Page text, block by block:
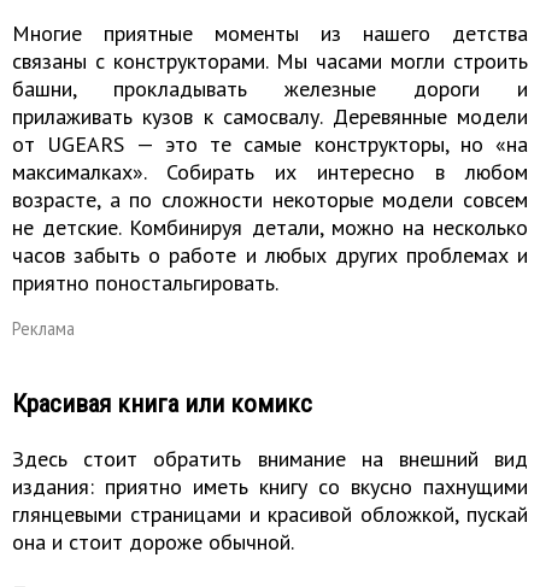
Многие приятные моменты из нашего детства
связаны с конструкторами. Мы часами могли строить
башни, прокладывать железные дороги и
прилаживать кузов к самосвалу. Деревянные модели
от UGEARS — это те самые конструкторы, но «на
максималках». Собирать их интересно в любом
возрасте, а по сложности некоторые модели совсем
не детские. Комбинируя детали, можно на несколько
часов забыть о работе и любых других проблемах и
приятно поностальгировать.
Реклама
Красивая книга или комикс
Здесь стоит обратить внимание на внешний вид
издания: приятно иметь книгу со вкусно пахнущими
глянцевыми страницами и красивой обложкой, пускай
она и стоит дороже обычной.